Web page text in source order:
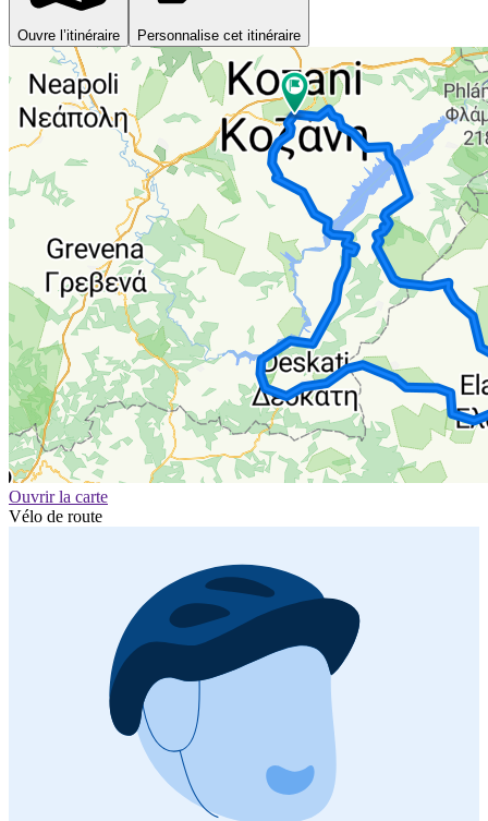
Ouvre l’itinéraire Personnalise cet itinéraire
Ouvrir la carte
Vélo de route